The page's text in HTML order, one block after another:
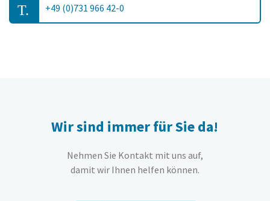
T. +49 (0)731 966 42-0
Wir sind immer für Sie da!
Nehmen Sie Kontakt mit uns auf,
damit wir Ihnen helfen können.